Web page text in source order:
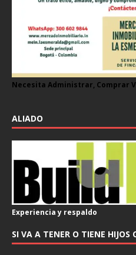
Necesita Administrar, Comprar
ALIADO
Experiencia y respaldo
SI VA A TENER O TIENE HIJOS